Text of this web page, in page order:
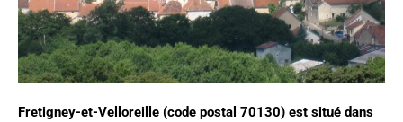
Fretigney-et-Velloreille (code postal 70130) est situé dans